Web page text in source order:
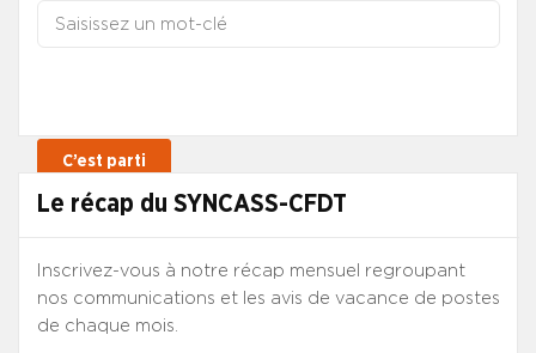
Le récap du SYNCASS-CFDT
Inscrivez-vous à notre récap mensuel regroupant
nos communications et les avis de vacance de postes
de chaque mois.